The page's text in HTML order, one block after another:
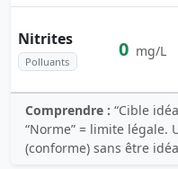
Nitrites
Polluants
0 mg/L
Comprendre : “Cible
“Norme” = limite légale.
(conforme) sans être